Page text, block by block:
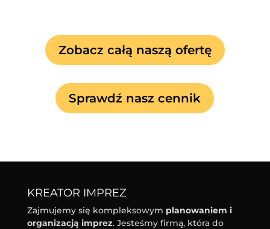
Zobacz całą naszą ofertę
Sprawdź nasz cennik
KREATOR IMPREZ
Zajmujemy się kompleksowym planowaniem i
organizacją imprez. Jesteśmy firmą, która do